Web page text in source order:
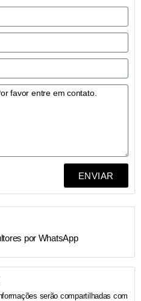
ENVIAR
serão compartilhadas com
por WhatsApp